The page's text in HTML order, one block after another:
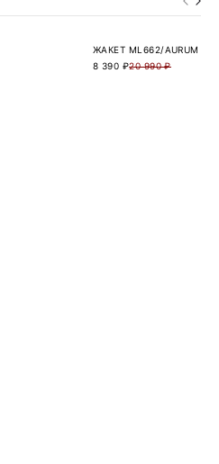
ЖАКЕТ ML662/AURUM
20 990 ₽
8 390 ₽